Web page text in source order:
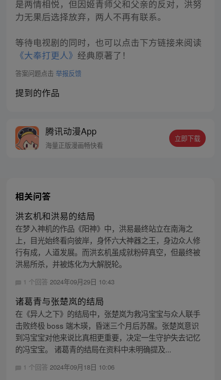
是两情相悦，但因姬青师父和父亲的反对，洪努
力无果后选择放弃，两人不再有联系。
等待电视剧的同时，也可以点击下方链接来阅读
《大奉打更人》 经典原著了！
答案问题点击 举报反馈
提到的作品
腾讯动漫App
海量正版漫画畅快看
立即下载
相关问答
洪玄机和洪易的结局
在梦入神机的作品《阳神》中，洪易最终站立在南海之
上，目光始终看向彼岸，身怀六大神器之王，身边众人修
行有成，人道发展。而洪玄机虽成就粉碎真空，但最终被
洪易所杀，并被炼化为大解脱轮。
1 个回答 2024年09月29日 10:43
诸葛青与张楚岚的结局
在《异人之下》的结局中，张楚岚为救冯宝宝与众人联手
击败终极 boss 端木瑛，昏迷三个月后苏醒。张楚岚意识
到冯宝宝对他来说比真相更重要，决定一生守护失去记忆
的冯宝宝。 诸葛青的结局在资料中未明确提及...
1 个回答 2024年09月18日 10:06